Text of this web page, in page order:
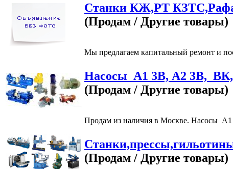
Станки КЖ,РТ
(Продам / Другие товары)
Мы предлагаем капитальный ремонт и
Насосы А1 3В, А2 3В,
(Продам / Другие товары)
Продам из наличия в Москве.
(Продам / Другие товары)